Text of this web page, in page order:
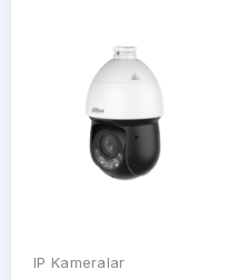
IP Kameralar